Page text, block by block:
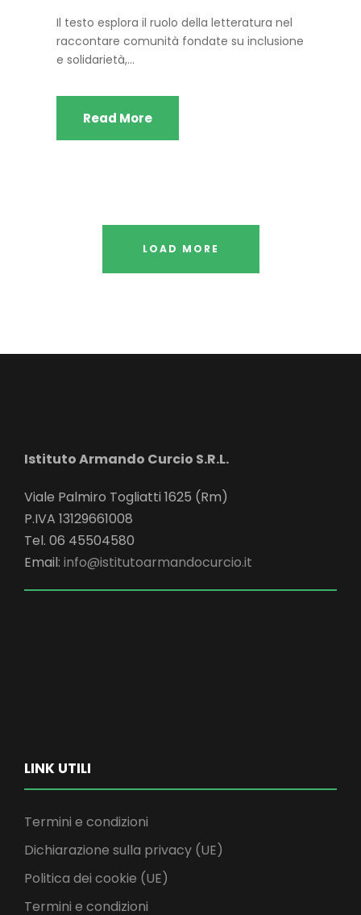
Il testo esplora il ruolo della letteratura nel
raccontare comunità fondate su inclusione
e solidarietà,...
Read More
LOAD MORE
Istituto Armando Curcio S.R.L.
Viale Palmiro Togliatti 1625 (Rm)
P.IVA 13129661008
Tel. 06 45504580
Email: info@istitutoarmandocurcio.it
LINK UTILI
Termini e condizioni
Dichiarazione sulla privacy (UE)
Politica dei cookie (UE)
Termini e condizioni